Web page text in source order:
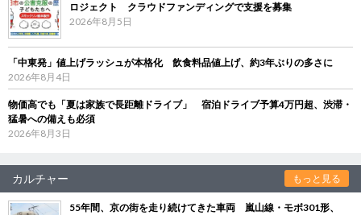
ロジェクト クラウドファンディングで支援を募集
2026年8月5日
「中東発」値上げラッシュが本格化 飲食料品値上げ、約3年ぶりの多さに
2026年8月4日
物価高でも「夏は家族で長距離ドライブ」 宿泊ドライブ予算4万円超、渋滞・
猛暑への備えも必須
2026年8月3日
カルチャー もっと見る
55年間、京の街を走り続けてきた車両 嵐山線・モボ301形、